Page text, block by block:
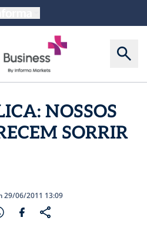
NOSSOS
SORRIR
29/06/2011 13:09